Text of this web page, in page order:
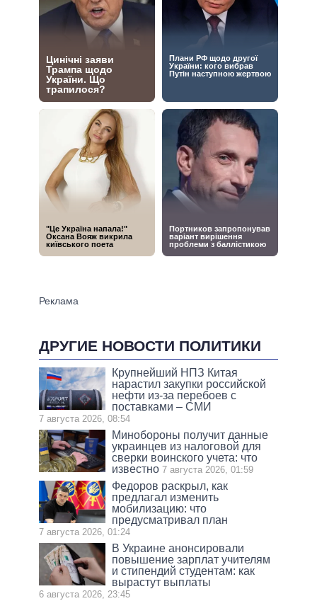
ДРУГИЕ НОВОСТИ ПОЛИТИКИ
Крупнейший НПЗ Китая
нарастил закупки российской
нефти из-за перебоев с
поставками – СМИ
7 августа 2026, 08:54
Минобороны получит данные
украинцев из налоговой для
сверки воинского учета: что
известно 7 августа 2026, 01:59
Федоров раскрыл, как
предлагал изменить
мобилизацию: что
предусматривал план
7 августа 2026, 01:24
В Украине анонсировали
повышение зарплат учителям
и стипендий студентам: как
вырастут выплаты
6 августа 2026, 23:45